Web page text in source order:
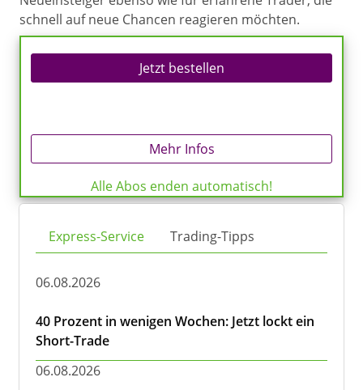
schnell auf neue Chancen reagieren möchten.
Jetzt bestellen
Mehr Infos
Alle Abos enden automatisch!
Express-Service Trading-Tipps
06.08.2026
40 Prozent in wenigen Wochen: Jetzt lockt ein
Short-Trade
06.08.2026